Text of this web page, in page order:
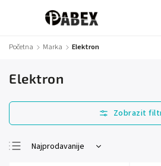
Početna / Marka / Elektron
Elektron
Najprodavanije